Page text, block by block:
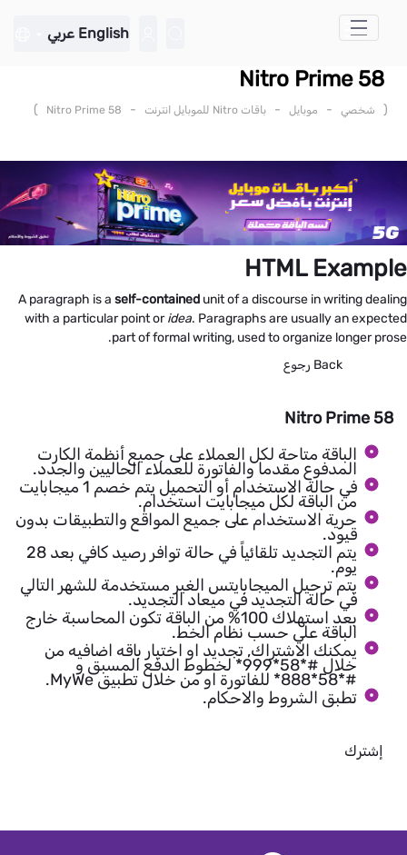
تخطي إلى المحتوى الرئيسي
English عربي
Nitro Prime 58
( شخصي - موبايل - باقات Nitro للموبايل انترنت -
Nitro Prime 58
)
HTML Example
A paragraph is a self-contained unit of a discourse in writing dealing
with a particular point oridea. Paragraphs are usually an expected
part of formal writing, used to organize longer prose.
Back رجوع
Nitro Prime 58
الباقة متاحة لكل العملاء على جميع أنظمة الكارت
المدفوع مقدما والفاتورة للعملاء الحاليين والجدد.
في حالة الاستخدام أو التحميل يتم خصم 1 ميجابايت
من الباقة لكل ميجابايت استخدام.
حرية الاستخدام على جميع المواقع والتطبيقات بدون
قيود.
يتم التجديد تلقائياً في حالة توافر رصيد كافي بعد 28
يوم.
يتم ترحيل الميجابايتس الغير مستخدمة للشهر التالي
في حالة التجديد في ميعاد التجديد.
بعد استهلاك 100% من الباقة تكون المحاسبة خارج
الباقة علي حسب نظام الخط.
يمكنك الاشتراك, تجديد او اختيار باقه اضافيه من
خلال #*58*999* لخطوط الدفع المسبق و
#*58*888* للفاتورة او من خلال تطبيق MyWe.
تطبق الشروط والاحكام.
إشترك